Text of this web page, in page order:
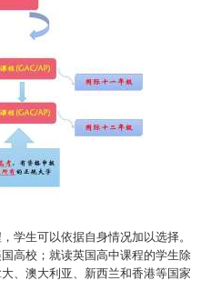
学生可以依据自身情况加以选择。
高校；就读英国高中课程的学生除
、澳大利亚、新西兰和香港等国家